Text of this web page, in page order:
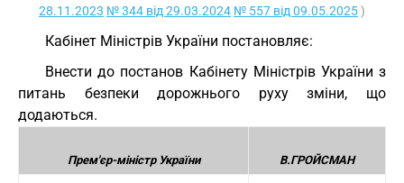
28.11.2023 № 344 від 29.03.2024 № 557 від 09.05.2025)
Кабінет Міністрів України постановляє:
Внести до постанов Кабінету Міністрів України з
питань безпеки дорожнього руху зміни, що
додаються.
Прем'єр-міністр України В.ГРОЙСМАН